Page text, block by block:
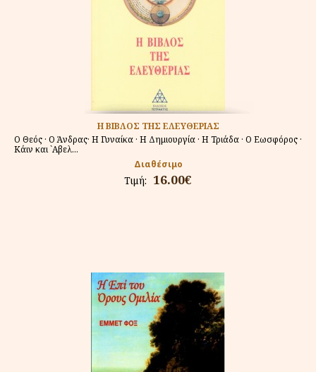
Η ΒΙΒΛΟΣ ΤΗΣ ΕΛΕΥΘΕΡΙΑΣ
Ο Θεός · Ο Άνδρας· Η Γυναίκα · Η Δημιουργία · Η Τριάδα · Ο Εωσφόρος ·
Κάιν και `Αβελ...
Διαθέσιμο
Τιμή: 16.00€